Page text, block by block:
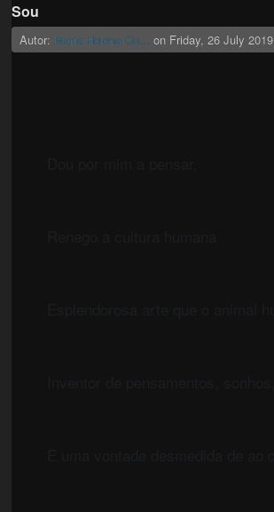
Sou
Autor: Maria Helena Co... on Friday, 26 July 2019